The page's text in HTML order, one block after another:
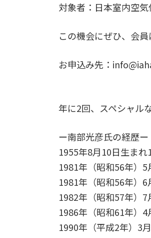
対象者：日本室内空
この機会にぜひ、会
お申込み先：
年に2回、スペシャル
ー南部光彦氏の経歴ー
1955年8月10日生ま
1981年（昭和56年）
1981年（昭和56年）
1982年（昭和57年）
1986年（昭和61年）
1990年（平成2年）3